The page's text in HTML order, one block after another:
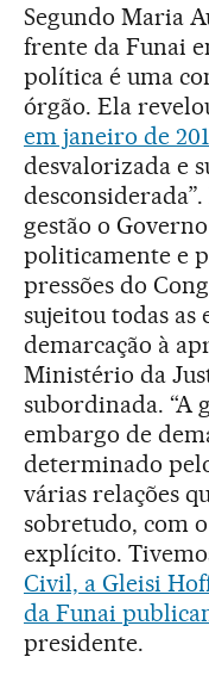
Segundo Maria
frente da Funai
política é uma
órgão. Ela
em janeiro de
desvalorizada e
gestão o
politicamente e
pressões do
sujeitou todas as
demarcação à
Ministério da
subordinada. “A
embargo de
determinado
várias relações
sobretudo, com
explícito.
Civil, a Gleisi
da Funai
presidente.